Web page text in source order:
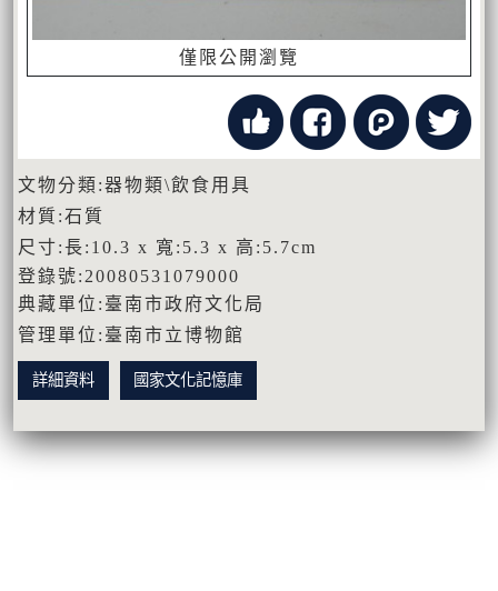
僅限公開瀏覽
文物分類:器物類\飲食用具
材質:石質
尺寸:長:10.3 x 寬:5.3 x 高:5.7cm
登錄號:20080531079000
典藏單位:臺南市政府文化局
管理單位:臺南市立博物館
詳細資料 國家文化記憶庫